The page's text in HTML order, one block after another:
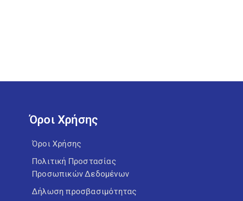
Όροι Χρήσης
Όροι Χρήσης
Πολιτική Προστασίας
Προσωπικών Δεδομένων
Δήλωση προσβασιμότητας